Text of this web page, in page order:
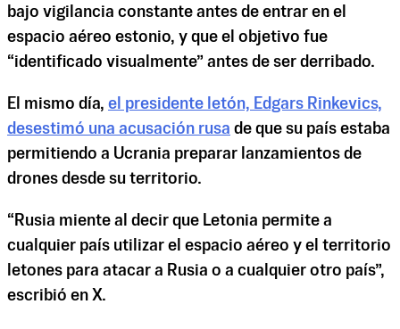
bajo vigilancia constante antes de entrar en el
espacio aéreo estonio, y que el objetivo fue
“identificado visualmente” antes de ser derribado.
El mismo día, el presidente letón, Edgars Rinkevics,
desestimó una acusación rusa de que su país estaba
permitiendo a Ucrania preparar lanzamientos de
drones desde su territorio.
“Rusia miente al decir que Letonia permite a
cualquier país utilizar el espacio aéreo y el territorio
letones para atacar a Rusia o a cualquier otro país”,
escribió en X.